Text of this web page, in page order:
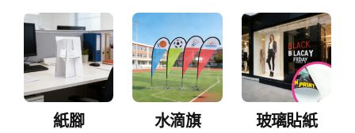
紙腳 水滴旗
玻璃貼紙